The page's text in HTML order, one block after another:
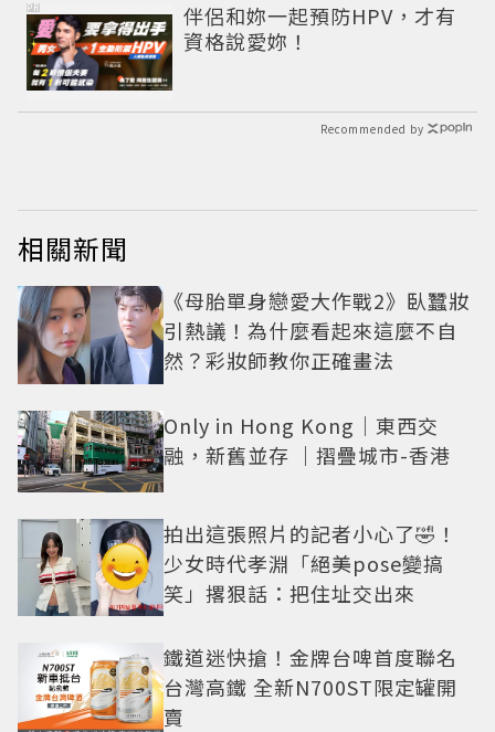
伴侶和妳一起預防HPV，才有
資格說愛妳！
PR
Recommended by
相關新聞
《母胎單身戀愛大作戰2》臥蠶妝
引熱議！為什麼看起來這麼不自
然？彩妝師教你正確畫法
Only in Hong Kong｜東西交
融，新舊並存 ｜摺疊城市-香港
拍出這張照片的記者小心了🤣！
少女時代孝淵「絕美pose變搞
笑」撂狠話：把住址交出來
鐵道迷快搶！金牌台啤首度聯名
台灣高鐵 全新N700ST限定罐開
賣